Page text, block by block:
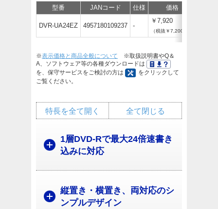
型番 JANコード 仕様 価格
DVR-UA24EZ 4957180109237 -
￥7,920
（税抜￥7,200）
※表示価格と商品全般について ※取扱説明書やQ＆
A、ソフトウェア等の各種ダウンロードは
を、保守サービスをご検討の方は
をクリックして
ご覧ください。
全て閉じる
特長を全て開く
1層DVD-Rで最大24倍速書き
込みに対応
縦置き・横置き、両対応のシ
ンプルデザイン